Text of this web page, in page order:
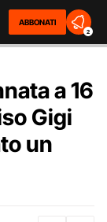
ABBONATI
2
a 16
Gigi
un